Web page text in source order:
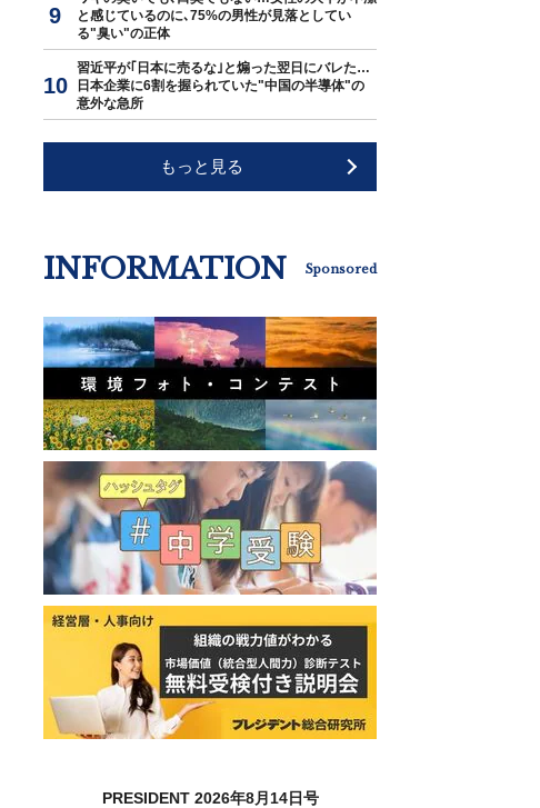
と感じているのに､75%の男性が見落としてい
る"臭い"の正体
習近平が｢日本に売るな｣と煽った翌日にバレた…
日本企業に6割を握られていた"中国の半導体"の
意外な急所
もっと見る
INFORMATION Sponsored
PRESIDENT 2026年8月14日号